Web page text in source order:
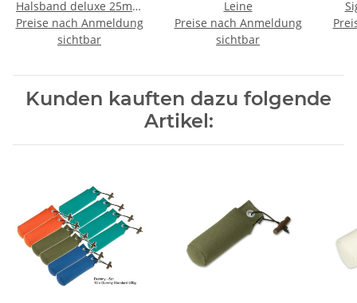
Halsband deluxe 25mm
reflex orange gold 35-
43cm
Preise nach Anmeldung
sichtbar
Leine
Preise nach Anmeldung
sichtbar
Kunden kauften dazu folgende
Artikel: